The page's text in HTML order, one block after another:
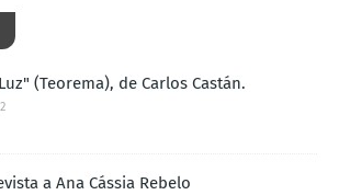
(Teorema), de Carlos Castán.
a Ana Cássia Rebelo